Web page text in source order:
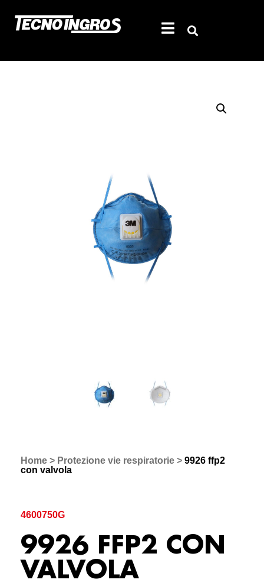
Home > Protezione vie respiratorie > 9926 ffp2
con valvola
4600750G
9926 FFP2 CON
VALVOLA